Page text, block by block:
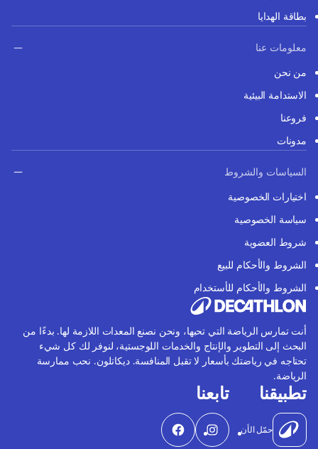
بطاقة الهدايا
معلومات عنا
من نحن
الاستدامة البيئية
فروعنا
مدونات
السياسات والشروط
اختيارات الخصوصية
سياسة الخصوصية
شروط العضوية
الشروط والأحكام للبيع
الشروط والأحكام للأستخدام
أنت تمارس الرياضة التي تحبها، ونحن نصنع المعدات اللازمة لها. بدءًا من
البحث إلى التطوير والإنتاج والخدمات اللوجستية، لنوفر لك كل شيء
تحتاجه في رياضتك بأسعار لا تقبل المنافسة. ديكاتلون. نحب ممارسة
الرياضة.
تطبيقنا
حمّل الأن
تابعنا